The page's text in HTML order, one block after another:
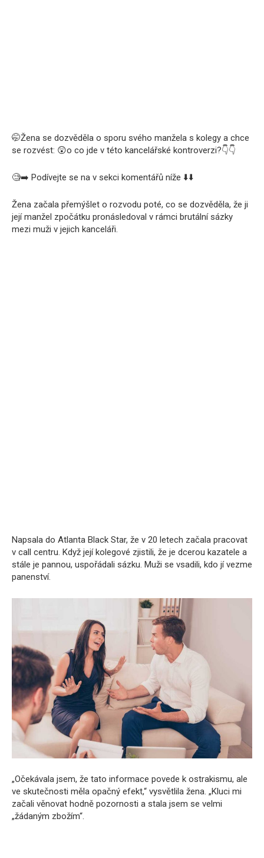
🤭Žena se dozvěděla o sporu svého manžela s kolegy a chce
se rozvést: 😲o co jde v této kancelářské kontroverzi?👇👇
🧐➡️ Podívejte se na v sekci komentářů níže ⬇️⬇️
Žena začala přemýšlet o rozvodu poté, co se dozvěděla, že ji
její manžel zpočátku pronásledoval v rámci brutální sázky
mezi muži v jejich kanceláři.
Napsala do Atlanta Black Star, že v 20 letech začala pracovat
v call centru. Když její kolegové zjistili, že je dcerou kazatele a
stále je pannou, uspořádali sázku. Muži se vsadili, kdo jí vezme
panenství.
„Očekávala jsem, že tato informace povede k ostrakismu, ale
ve skutečnosti měla opačný efekt,“ vysvětlila žena. „Kluci mi
začali věnovat hodně pozornosti a stala jsem se velmi
„žádaným zbožím“.